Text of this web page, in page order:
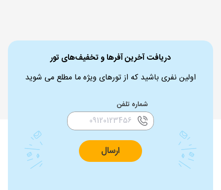
دریافت آخرین آفرها و تخفیف‌های تور
اولین نفری باشید که از تورهای ویژه ما مطلع می شوید
شماره تلفن
ارسال